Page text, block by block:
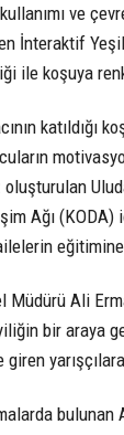
ve
İnteraktif
ile koşuya
katıldığı
Ağı
Müdürü Ali
bir araya
giren
bulunan